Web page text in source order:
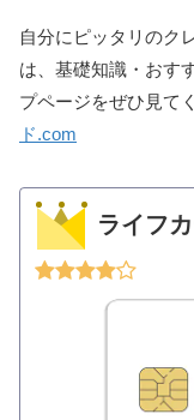
自分にピッタリのク
は、基礎知識・おす
プページをぜひ見
ド.com
ライフ